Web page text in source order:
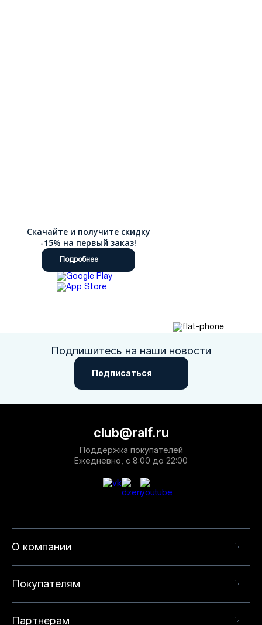
Скачайте и получите скидку
-15% на первый заказ!
Подробнее
Подпишитесь на наши новости
Подписаться
О компании
Покупателям
Партнерам
club@ralf.ru
Поддержка покупателей
Ежедневно, с 8:00 до 22:00